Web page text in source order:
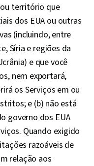
território que
dos EUA ou outras
(incluindo, entre
Síria e regiões da
e que você
nem exportará,
os Serviços em ou
e (b) não está
governo dos EUA
Quando exigido
razoáveis de
relação aos